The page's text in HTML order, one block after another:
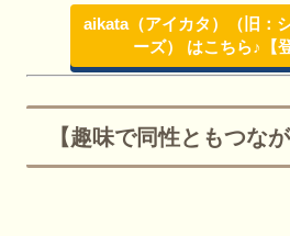
aikata（アイカタ）（旧：
ーズ） はこちら♪【
【趣味で同性ともつな